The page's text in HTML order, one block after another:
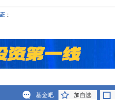
：
基金吧 加自选